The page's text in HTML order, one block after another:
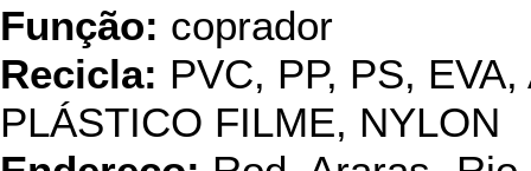
Função: coprador
Recicla: PVC, PP, PS,
PLÁSTICO FILME, NYLON